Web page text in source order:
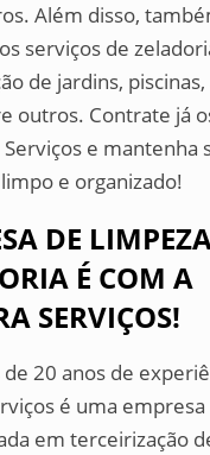
Além disso,
serviços de
de jardins,
outros. Contrate já
e mantenha
e organizado!
DE
É COM A
SERVIÇOS!
20 anos de
é uma empresa
em terceirização